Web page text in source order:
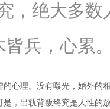
，绝大多
兵，心累
的心理。没有曝光，婚外
，出轨背叛终究是人性的